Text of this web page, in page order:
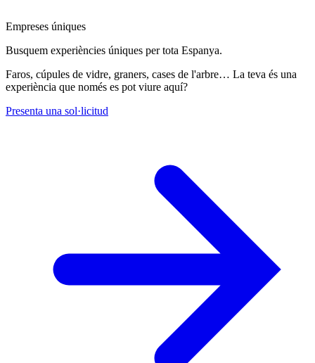
Empreses úniques
Busquem experiències úniques per tota Espanya.
Faros, cúpules de vidre, graners, cases de l'arbre… La teva és una
experiència que només es pot viure aquí?
Presenta una sol·licitud